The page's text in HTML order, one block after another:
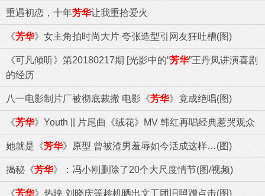
重遇初恋，十年芳华让我重拾爱火
《芳华》女主角拍时尚大片 夸张造型引网友狂吐槽(图)
《可凡倾听》第20180217期 [光影中的“芳华”王丹凤讲演喜剧
的经历
八一电影制片厂被彻底裁撤 电影《芳华》竟成绝唱(图)
《芳华》Youth || 片尾曲《绒花》MV 韩红再唱经典惹哭观众
她就是《芳华》原型 曾被渣男羞辱如今活成这样…(图)
揭秘《芳华》：冯小刚删除了20个大尺度情节(图/视频)
《芳华》热映 刘晓庆等趁机晒出文工团旧照蹭点击(图)